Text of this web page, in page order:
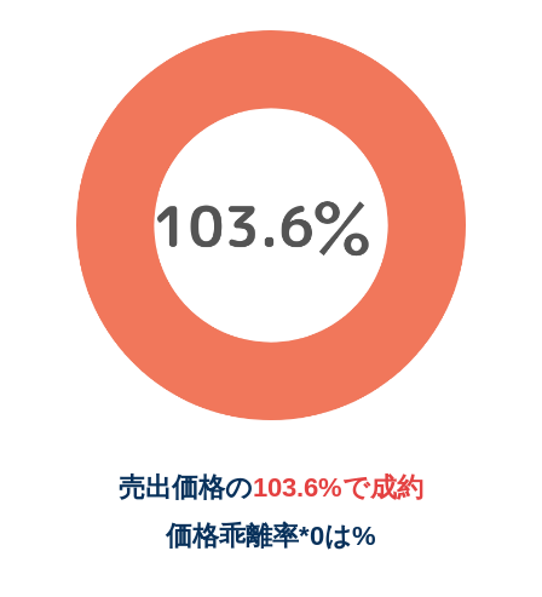
売出価格の103.6%で成約
価格乖離率*0は%